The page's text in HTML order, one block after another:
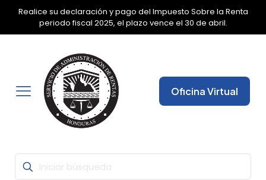
Realice su declaración y pago del Impuesto Sobre la Renta
periodo fiscal 2025, el plazo vence el 30 de abril.
✕
Oficina Virtual